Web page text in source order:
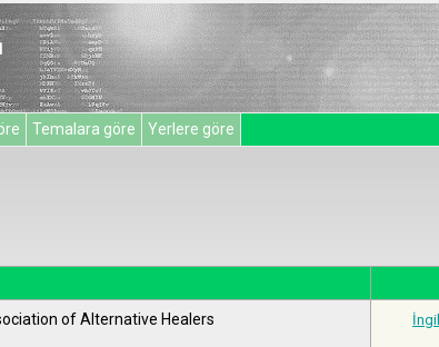
Temalara göre Yerlere göre
of Alternative Healers